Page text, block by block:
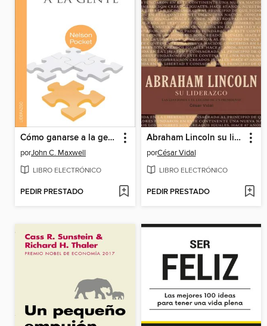
Cómo ganarse a la gente
porJohn C. Maxwell
LIBRO ELECTRÓNICO
PEDIR PRESTADO
Abraham Lincoln su liderazgo
porCésar Vidal
LIBRO ELECTRÓNICO
PEDIR PRESTADO